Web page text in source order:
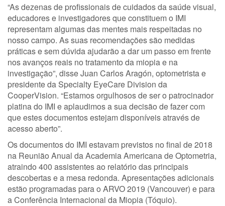
“As dezenas de profissionais de cuidados da saúde visual,
educadores e investigadores que constituem o IMI
representam algumas das mentes mais respeitadas no
nosso campo. As suas recomendações são medidas
práticas e sem dúvida ajudarão a dar um passo em frente
nos avanços reais no tratamento da miopia e na
investigação”, disse Juan Carlos Aragón, optometrista e
presidente da Specialty EyeCare Division da
CooperVision. “Estamos orgulhosos de ser o patrocinador
platina do IMI e aplaudimos a sua decisão de fazer com
que estes documentos estejam disponíveis através de
acesso aberto”.
Os documentos do IMI estavam previstos no final de 2018
na Reunião Anual da Academia Americana de Optometria,
atraindo 400 assistentes ao relatório das principais
descobertas e a mesa redonda. Apresentações adicionais
estão programadas para o ARVO 2019 (Vancouver) e para
a Conferência Internacional da Miopia (Tóquio).